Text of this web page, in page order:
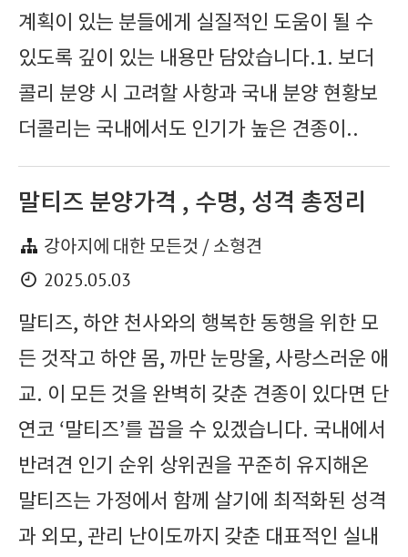
계획이 있는 분들에게 실질적인 도움이 될 수
있도록 깊이 있는 내용만 담았습니다.1. 보더
콜리 분양 시 고려할 사항과 국내 분양 현황보
더콜리는 국내에서도 인기가 높은 견종이..
말티즈 분양가격 , 수명, 성격 총정리
강아지에 대한 모든것 / 소형견
2025.05.03
말티즈, 하얀 천사와의 행복한 동행을 위한 모
든 것작고 하얀 몸, 까만 눈망울, 사랑스러운 애
교. 이 모든 것을 완벽히 갖춘 견종이 있다면 단
연코 ‘말티즈’를 꼽을 수 있겠습니다. 국내에서
반려견 인기 순위 상위권을 꾸준히 유지해온
말티즈는 가정에서 함께 살기에 최적화된 성격
과 외모, 관리 난이도까지 갖춘 대표적인 실내